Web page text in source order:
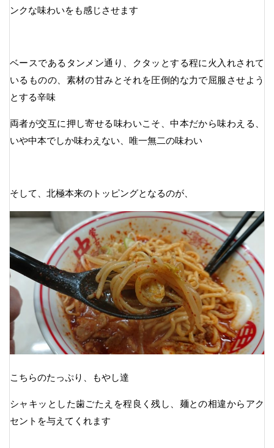
ンクな味わいをも感じさせます
ベースであるタンメン通り、クタッとする程に火入れされて
いるものの、素材の甘みとそれを圧倒的な力で屈服させよう
とする辛味
両者が交互に押し寄せる味わいこそ、中本だから味わえる、
いや中本でしか味わえない、唯一無二の味わい
そして、北極本来のトッピングとなるのが、
こちらのたっぷり、もやし達
シャキッとした歯ごたえを程良く残し、麺との相違からアク
セントを与えてくれます